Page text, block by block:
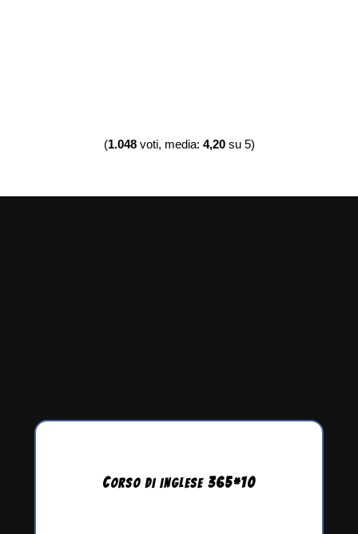
(1.048voti, media: 4,20su 5)
CORSO DI INGLESE 365*10